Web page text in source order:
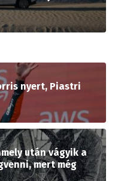
nyert, Piastri
után vágyik a
mert még